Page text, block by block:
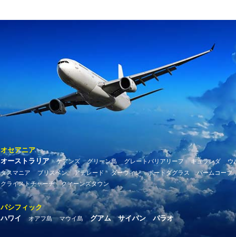
オセアニア
オーストラリア
ケアンズ グリーン島 グレートバリアリーフ キュランダ ウ
タスマニア
ブリスベン アデレード ダーウィン ポートダグラス パームコーブ
クライストチャーチ
クィーンズタウン
パシフィック
ハワイ
オアフ島 マウイ島 グアム サイパン パラオ